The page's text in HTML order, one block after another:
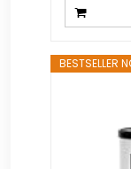
BESTSELLER